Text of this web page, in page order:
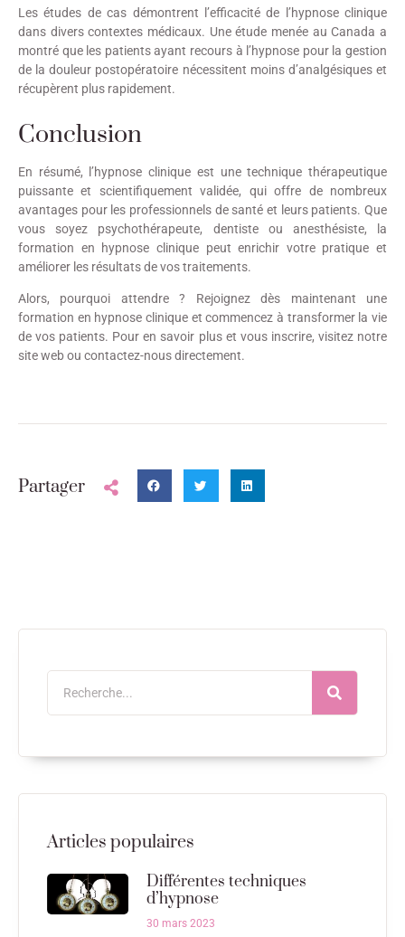
Les études de cas démontrent l’efficacité de l’hypnose clinique
dans divers contextes médicaux. Une étude menée au Canada a
montré que les patients ayant recours à l’hypnose pour la gestion
de la douleur postopératoire nécessitent moins d’analgésiques et
récupèrent plus rapidement.
Conclusion
En résumé, l’hypnose clinique est une technique thérapeutique
puissante et scientifiquement validée, qui offre de nombreux
avantages pour les professionnels de santé et leurs patients. Que
vous soyez psychothérapeute, dentiste ou anesthésiste, la
formation en hypnose clinique peut enrichir votre pratique et
améliorer les résultats de vos traitements.
Alors, pourquoi attendre ? Rejoignez dès maintenant une
formation en hypnose clinique et commencez à transformer la vie
de vos patients. Pour en savoir plus et vous inscrire, visitez notre
site web ou contactez-nous directement.
Partager
Articles populaires
Différentes techniques
d’hypnose
30 mars 2023